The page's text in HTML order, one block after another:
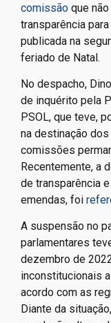
comissão que
transparência
publicada na
feriado de Natal.
No despacho,
de inquérito pela
PSOL, que teve,
na destinação
comissões
Recentemente, a
de transparência
emendas, foi
A suspensão no
parlamentares
dezembro de
inconstitucionais
acordo com as
Diante da